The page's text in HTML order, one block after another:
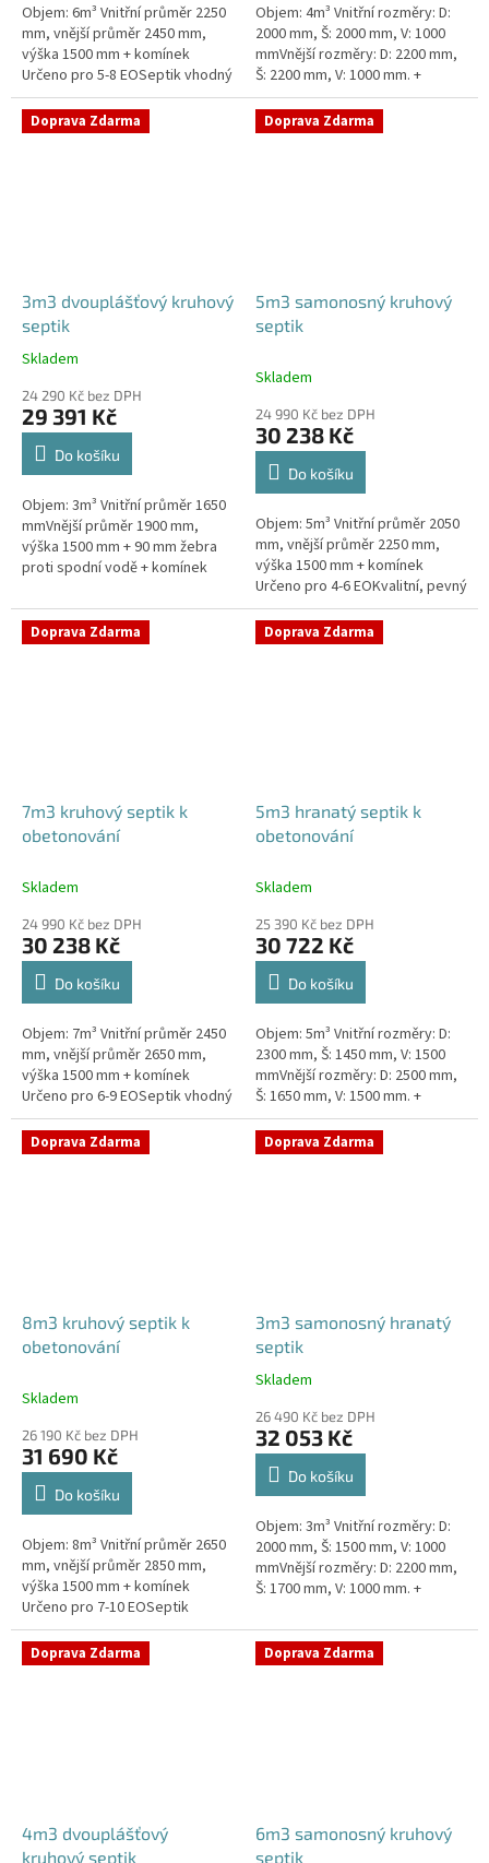
Objem: 6m³ Vnitřní průměr 2250
mm, vnější průměr 2450 mm,
výška 1500 mm + komínek
Určeno pro 5-8 EOSeptik vhodný
pod parkovací stání,
komunikace a do jílovité
zeminyPrůměr...
Objem: 4m³ Vnitřní rozměry: D:
2000 mm, Š: 2000 mm, V: 1000
mmVnější rozměry: D: 2200 mm,
Š: 2200 mm, V: 1000 mm. +
komínek Určeno pro 3-5
EOSeptik vhodný pod parkovací
stání,...
Doprava Zdarma
3m3 dvouplášťový kruhový
septik
Průměrné
produktu
je
4,4
hvězdiček.
Skladem
24 290 Kč bez DPH
29 391 Kč
Do košíku
Objem: 3m³ Vnitřní průměr 1650
mmVnější průměr 1900 mm,
výška 1500 mm + 90 mm žebra
proti spodní vodě + komínek
septik vhodný do míst s
vysokou...
Doprava Zdarma
5m3 samonosný kruhový
septik
Skladem
24 990 Kč bez DPH
30 238 Kč
Do košíku
Objem: 5m³ Vnitřní průměr 2050
mm, vnější průměr 2250 mm,
výška 1500 mm + komínek
Určeno pro 4-6 EOKvalitní, pevný
septik bez potřeby
obetonováníPrůměr a pozici
přítoku a odtoku...
Doprava Zdarma
7m3 kruhový septik k
obetonování
Skladem
24 990 Kč bez DPH
30 238 Kč
Do košíku
Objem: 7m³ Vnitřní průměr 2450
mm, vnější průměr 2650 mm,
výška 1500 mm + komínek
Určeno pro 6-9 EOSeptik vhodný
pod parkovací stání,
komunikace a do jílovité
zeminyPrůměr...
Doprava Zdarma
5m3 hranatý septik k
obetonování
Skladem
25 390 Kč bez DPH
30 722 Kč
Do košíku
Objem: 5m³ Vnitřní rozměry: D:
2300 mm, Š: 1450 mm, V: 1500
mmVnější rozměry: D: 2500 mm,
Š: 1650 mm, V: 1500 mm. +
komínek Určeno pro 4-6
EOSeptik vhodný pod parkovací
stání,...
Doprava Zdarma
8m3 kruhový septik k
obetonování
Skladem
26 190 Kč bez DPH
31 690 Kč
Do košíku
Objem: 8m³ Vnitřní průměr 2650
mm, vnější průměr 2850 mm,
výška 1500 mm + komínek
Určeno pro 7-10 EOSeptik
vhodný pod parkovací stání,
komunikace a do jílovité...
Doprava Zdarma
3m3 samonosný hranatý
septik
Průměrné
produktu
je
4,3
hvězdiček.
Skladem
26 490 Kč bez DPH
32 053 Kč
Do košíku
Objem: 3m³ Vnitřní rozměry: D:
2000 mm, Š: 1500 mm, V: 1000
mmVnější rozměry: D: 2200 mm,
Š: 1700 mm, V: 1000 mm. +
EOKvalitní, pevný septik bez
potřeby...
Doprava Zdarma
4m3 dvouplášťový
kruhový septik
Doprava Zdarma
6m3 samonosný kruhový
septik